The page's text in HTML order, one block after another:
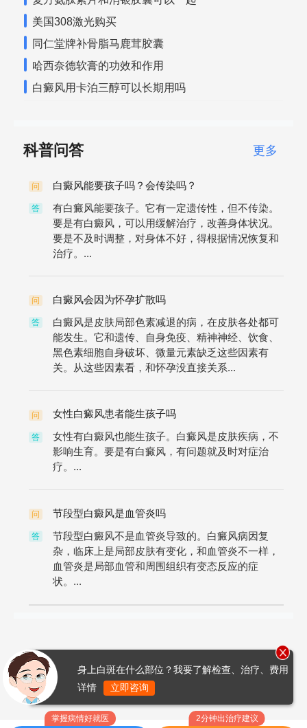
美国308激光购买
同仁堂牌补骨脂马鹿茸胶囊
哈西奈德软膏的功效和作用
白癜风用卡泊三醇可以长期用吗
科普问答 更多
问 白癜风能要孩子吗？会传染吗？
答
有白癜风能要孩子。它有一定遗传性，但不传染。
要是有白癜风，可以用缓解治疗，改善身体状况。
要是不及时调整，对身体不好，得根据情况恢复和
治疗。...
问 白癜风会因为怀孕扩散吗
答
白癜风是皮肤局部色素减退的病，在皮肤各处都可
能发生。它和遗传、自身免疫、精神神经、饮食、
黑色素细胞自身破坏、微量元素缺乏这些因素有
关。从这些因素看，和怀孕没直接关系...
问 女性白癜风患者能生孩子吗
答
女性有白癜风也能生孩子。白癜风是皮肤疾病，不
影响生育。要是有白癜风，有问题就及时对症治
疗。...
问 节段型白癜风是血管炎吗
答
节段型白癜风不是血管炎导致的。白癜风病因复
杂，临床上是局部皮肤有变化，和血管炎不一样，
血管炎是局部血管和周围组织有变态反应的症
状。...
掌握病情好就医 2分钟出治疗建议
身上白斑在什么部位？我要了解检查、治疗、费用
详情
立即咨询